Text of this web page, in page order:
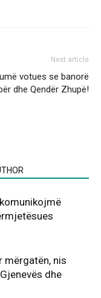
Next article
votues se banorë
dhe Qendër Zhupë!
mërgatën, nis
dhe